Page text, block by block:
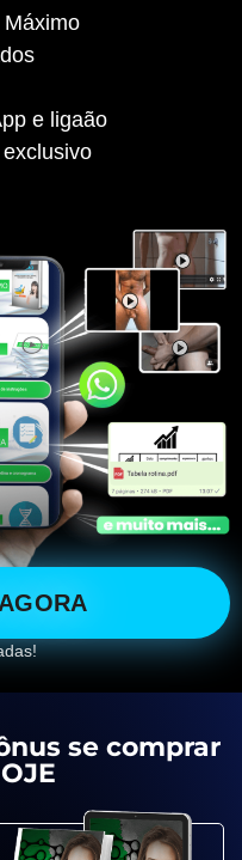
e ligaão
se comprar